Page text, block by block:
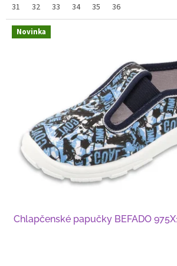
31
32 33 34 35 36
Novinka
Chlapčenské papučky BEFADO